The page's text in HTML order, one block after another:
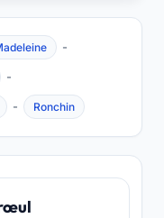
-
-
- Ronchin